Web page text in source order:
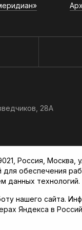
28А
Россия, Москва,
обеспечения
данных технологий.
нашего сайта.
Яндекса в